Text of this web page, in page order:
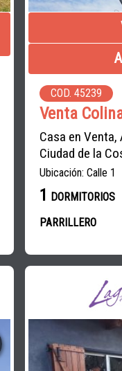
COD. 45239
Venta
Casa en
Ciudad de la
Ubicación: Calle 1
1 DORMITORIOS
PARRILLERO